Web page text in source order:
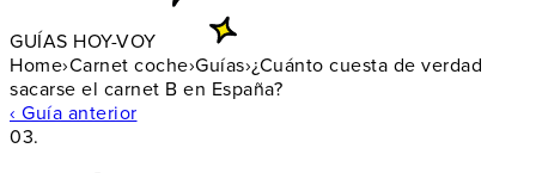
GUÍAS HOY-VOY
Home›Carnet coche›Guías›¿Cuánto cuesta de verdad
sacarse el carnet B en España?
‹ Guía anterior
03.